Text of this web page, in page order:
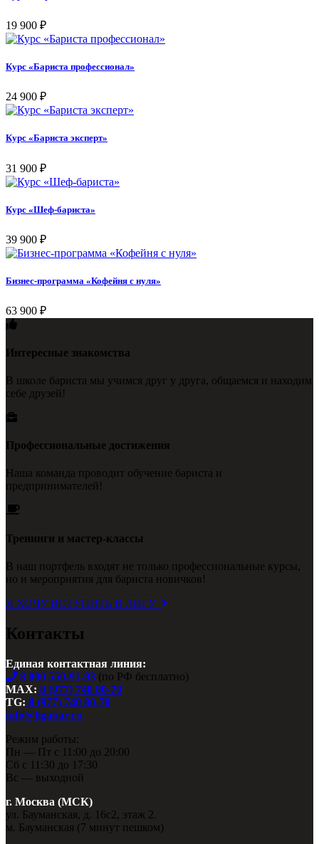
19 900 ₽
Курс «Бариста профессионал»
24 900 ₽
Курс «Бариста эксперт»
31 900 ₽
Курс «Шеф-бариста»
39 900 ₽
Бизнес-программа «Кофейня с нуля»
63 900 ₽
Интересные знакомства
В школе бариста мы учимся друг у друга, общаемся и находим
себе друзей!
Профессиональные достижения
Наша команда проводит обучение бариста и
предпринимателей!
Тренинги и мастер-классы
В наш портфель входят не только профессиональные курсы,
но и мероприятия для бариста новичков!
Я ХОЧУ ВСТУПИТЬ В ЛИГУ
Контакты
Единая контактная линия:
8 800 550-91-93 (по РФ бесплатно)
MAX: 8 (977) 740 80-70
TG: 8 (977) 740 80-70
info@ligabar.ru
Режим работы:
Пн — Пт с 11:00 до 20:00
Сб с 11:30 до 17:30
Вс — выходной
г. Москва (МСК)
ул. Бауманская, д. 16с2, этаж 2.
м. Бауманская (7 минут пешком)